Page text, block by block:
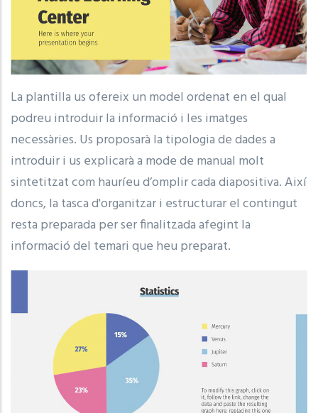
La plantilla us ofereix un model ordenat en el qual
podreu introduir la informació i les imatges
necessàries. Us proposarà la tipologia de dades a
introduir i us explicarà a mode de manual molt
sintetitzat com hauríeu d’omplir cada diapositiva. Així
doncs, la tasca d'organitzar i estructurar el contingut
resta preparada per ser finalitzada afegint la
informació del temari que heu preparat.